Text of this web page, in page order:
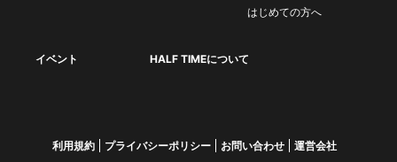
はじめての方へ
イベント HALF TIMEについて
利用規約 プライバシーポリシー お問い合わせ 運営会社